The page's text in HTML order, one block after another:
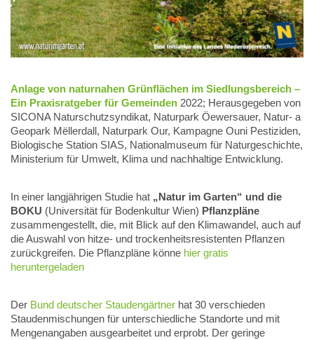
Anlage von naturnahen Grünflächen im Siedlungsbereich –
Ein Praxisratgeber für Gemeinden 2022; Herausgegeben von
SICONA Naturschutzsyndikat, Naturpark Öewersauer, Natur- a
Geopark Mëllerdall, Naturpark Our, Kampagne Ouni Pestiziden,
Biologische Station SIAS, Nationalmuseum für Naturgeschichte,
Ministerium für Umwelt, Klima und nachhaltige Entwicklung.
In einer langjährigen Studie hat „Natur im Garten“ und die
BOKU (Universität für Bodenkultur Wien) Pflanzpläne
zusammengestellt, die, mit Blick auf den Klimawandel, auch auf
die Auswahl von hitze- und trockenheitsresistenten Pflanzen
zurückgreifen. Die Pflanzpläne könne hier gratis
heruntergeladen
Der Bund deutscher Staudengärtner hat 30 verschieden
Staudenmischungen für unterschiedliche Standorte und mit
Mengenangaben ausgearbeitet und erprobt. Der geringe